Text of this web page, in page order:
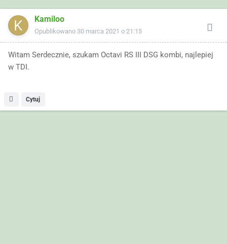
Kamiloo
Opublikowano 30 marca 2021 o 21:15
Witam Serdecznie, szukam Octavi RS III DSG kombi, najlepiej
w TDI.
Cytuj